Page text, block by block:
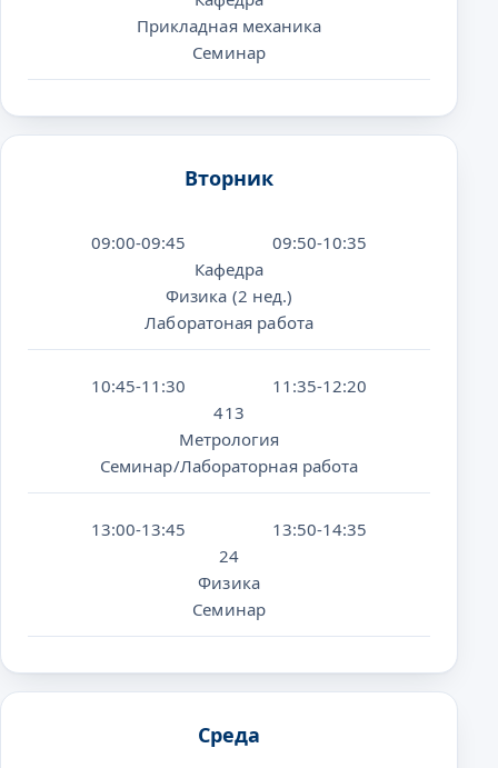
Прикладная механика
Семинар
Вторник
09:00-09:45
09:50-10:35
Кафедра
Физика (2 нед.)
Лаборатоная работа
10:45-11:30
11:35-12:20
413
Метрология
Семинар/Лабораторная работа
13:00-13:45
13:50-14:35
24
Физика
Семинар
Среда